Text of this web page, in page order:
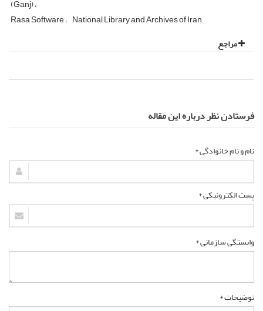
(Ganj)
Rasa Software National Library and Archives of Iran
مراجع
فرستادن نظر درباره این مقاله
نام و نام خانوادگی *
پست الکترونیکی *
وابستگی سازمانی *
توضیحات *